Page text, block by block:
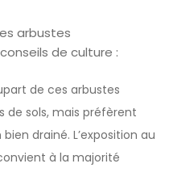
arbustes
de culture :
de ces arbustes
de sols, mais préfèrent
drainé. L’exposition au
à la majorité